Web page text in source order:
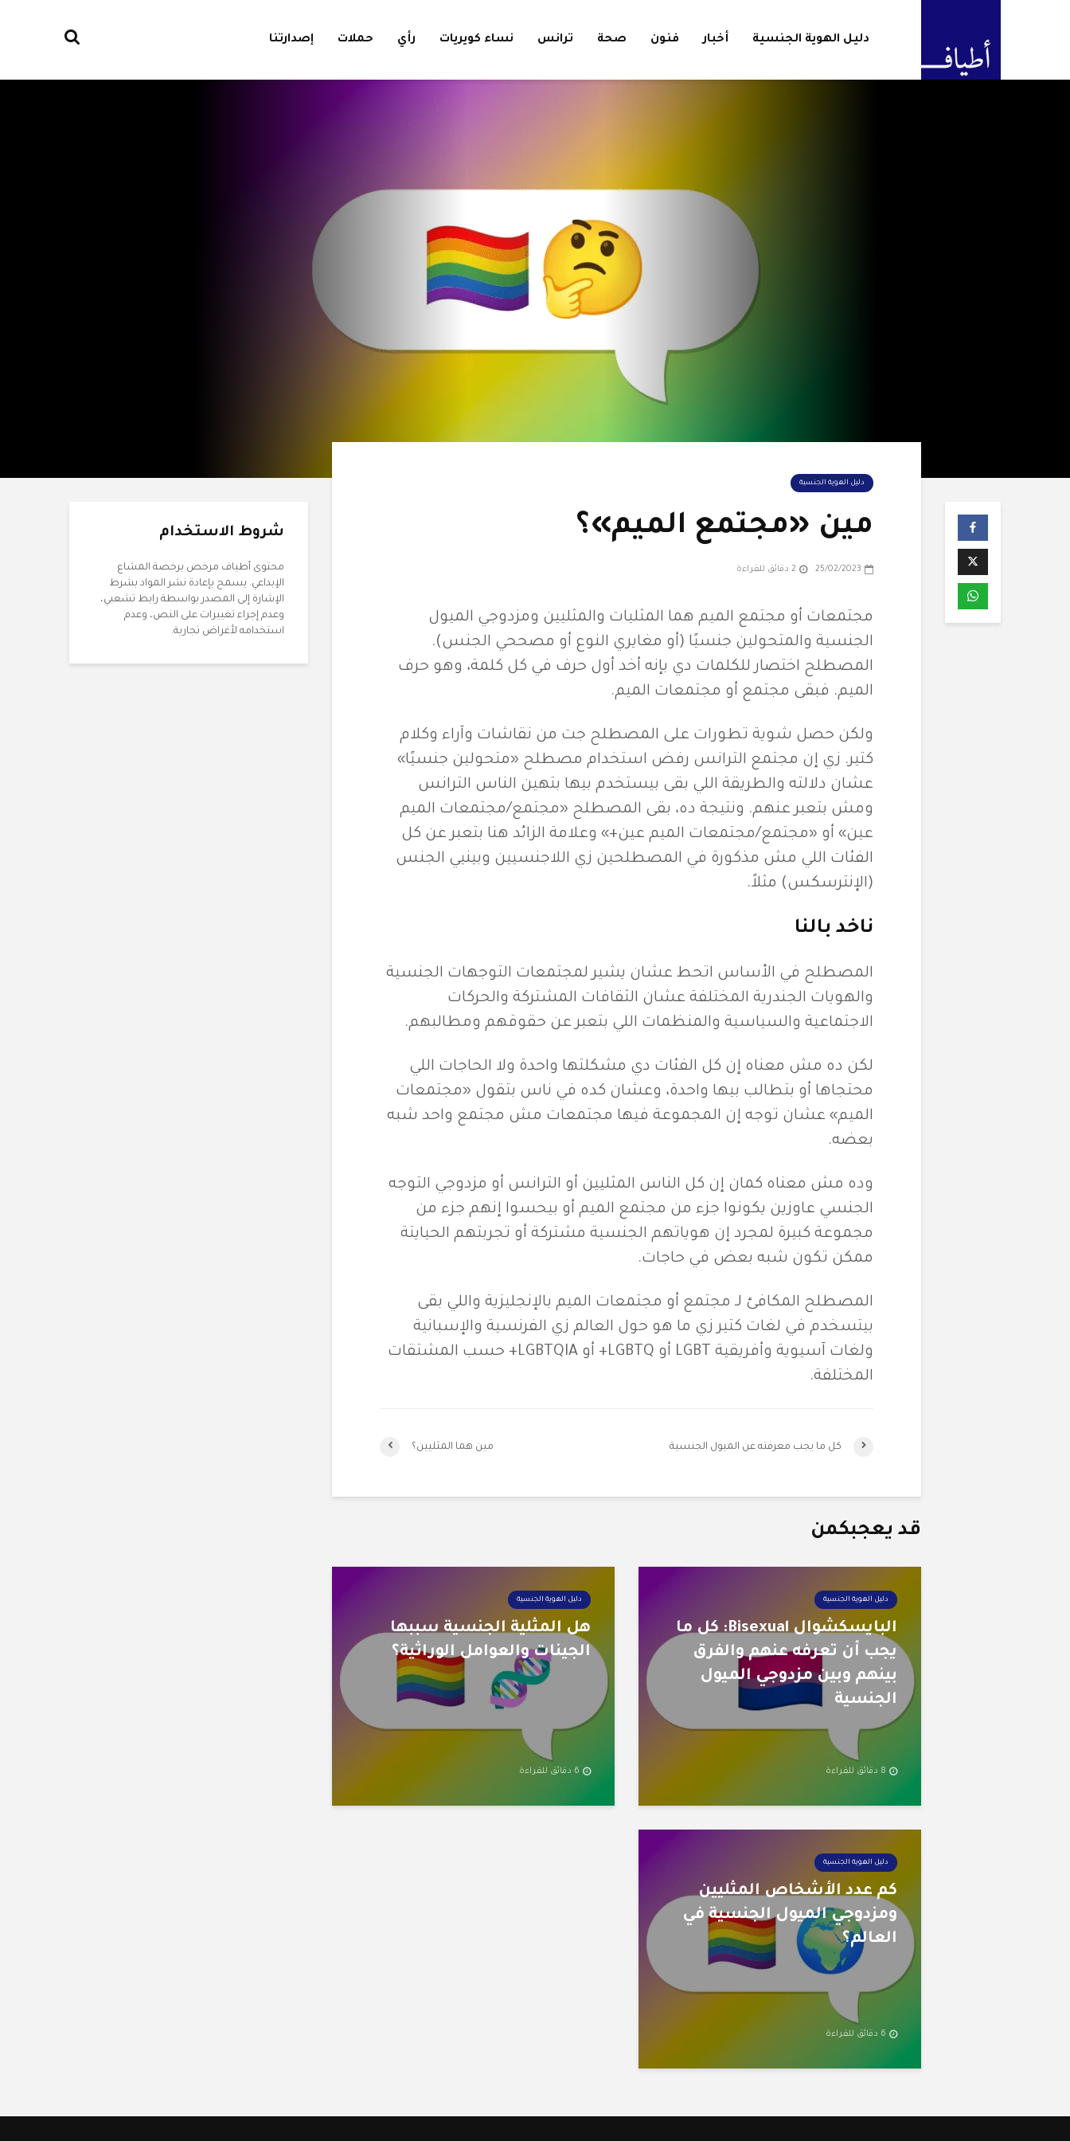
دليل الهوية الجنسية أخبار فنون صحة ترانس نساء كويريات رأي حملات إصدارتنا
دليل الهوية الجنسية
مين «مجتمع الميم»؟
25/02/2023 2 دقائق للقراءة
مجتمعات أو مجتمع الميم هما المثليات والمثليين ومزدوجي الميول
الجنسية والمتحولين جنسيًا (أو مغايري النوع أو مصححي الجنس).
المصطلح اختصار للكلمات دي بإنه أخد أول حرف في كل كلمة، وهو حرف
الميم. فبقى مجتمع أو مجتمعات الميم.
ولكن حصل شوية تطورات على المصطلح جت من نقاشات وآراء وكلام
كتير. زي إن مجتمع الترانس رفض استخدام مصطلح «متحولين جنسيًا»
عشان دلالته والطريقة اللي بقى بيستخدم بيها بتهين الناس الترانس
ومش بتعبر عنهم. ونتيجة ده، بقى المصطلح «مجتمع/مجتمعات الميم
عين» أو «مجتمع/مجتمعات الميم عين+» وعلامة الزائد هنا بتعبر عن كل
الفئات اللي مش مذكورة في المصطلحين زي اللاجنسيين وبينيي الجنس
(الإنترسكس) مثلاً.
ناخد بالنا
المصطلح في الأساس اتحط عشان يشير لمجتمعات التوجهات الجنسية
والهويات الجندرية المختلفة عشان الثقافات المشتركة والحركات
الاجتماعية والسياسية والمنظمات اللي بتعبر عن حقوقهم ومطالبهم.
لكن ده مش معناه إن كل الفئات دي مشكلتها واحدة ولا الحاجات اللي
محتجاها أو بتطالب بيها واحدة، وعشان كده في ناس بتقول «مجتمعات
الميم» عشان توجه إن المجموعة فيها مجتمعات مش مجتمع واحد شبه
بعضه.
وده مش معناه كمان إن كل الناس المثليين أو الترانس أو مزدوجي التوجه
الجنسي عاوزين يكونوا جزء من مجتمع الميم أو بيحسوا إنهم جزء من
مجموعة كبيرة لمجرد إن هوياتهم الجنسية مشتركة أو تجربتهم الحيايتة
ممكن تكون شبه بعض في حاجات.
المصطلح المكافئ لـ مجتمع أو مجتمعات الميم بالإنجليزية واللي بقى
بيتسخدم في لغات كتير زي ما هو حول العالم زي الفرنسية والإسبانية
ولغات آسيوية وأفريقية LGBT أو LGBTQ+ أو LGBTQIA+ حسب المشتقات
المختلفة.
مين هما المثليين؟ كل ما يجب معرفته عن الميول الجنسية
قد يعجبكمن
دليل الهوية الجنسية
البايسكشوال Bisexual: كل ما
يجب أن تعرفه عنهم والفرق
بينهم وبين مزدوجي الميول
الجنسية
8 دقائق للقراءة
دليل الهوية الجنسية
هل المثلية الجنسية سببها
الجينات والعوامل الوراثية؟
6 دقائق للقراءة
دليل الهوية الجنسية
كم عدد الأشخاص المثليين
ومزدوجي الميول الجنسية في
العالم؟
6 دقائق للقراءة
شروط الاستخدام
محتوى أطياف مرخص برخصة المشاع
الإبداعي. يسمح بإعادة نشر المواد بشرط
الإشارة إلى المصدر بواسطة رابط تشعبي،
وعدم إجراء تغييرات على النص، وعدم
استخدامه لأغراض تجارية.